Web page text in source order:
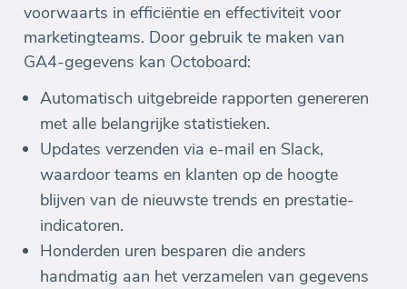
voorwaarts in efficiëntie en effectiviteit voor
marketingteams. Door gebruik te maken van
GA4-gegevens kan Octoboard:
Automatisch uitgebreide rapporten genereren
met alle belangrijke statistieken.
Updates verzenden via e-mail en Slack,
waardoor teams en klanten op de hoogte
blijven van de nieuwste trends en prestatie-
indicatoren.
Honderden uren besparen die anders
handmatig aan het verzamelen van gegevens